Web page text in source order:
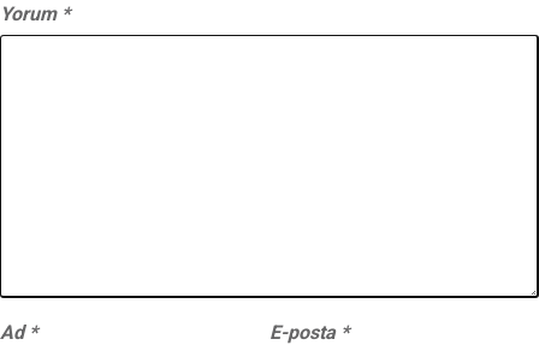
Yorum *
Ad * E-posta *